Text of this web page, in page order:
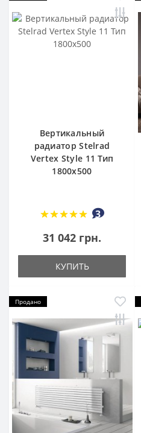
Вертикальный
радиатор Stelrad
Vertex Style 11 Тип
1800х500
3
31 042 грн.
КУПИТЬ
Продано